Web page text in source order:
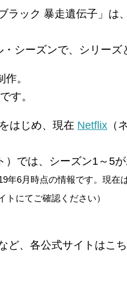
ラック 暴走遺伝子」は
シーズンで、シリーズ
。
す。
はじめ、現在 Netflix （
）では、シーズン1～5
年6月時点の情報です。現在
トにてご確認ください）
ど、各公式サイトはこち